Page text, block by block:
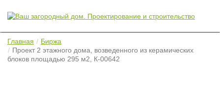
Главная
Биржа
Проект 2 этажного дома, возведенного из керамических
блоков площадью 295 м2, К-00642